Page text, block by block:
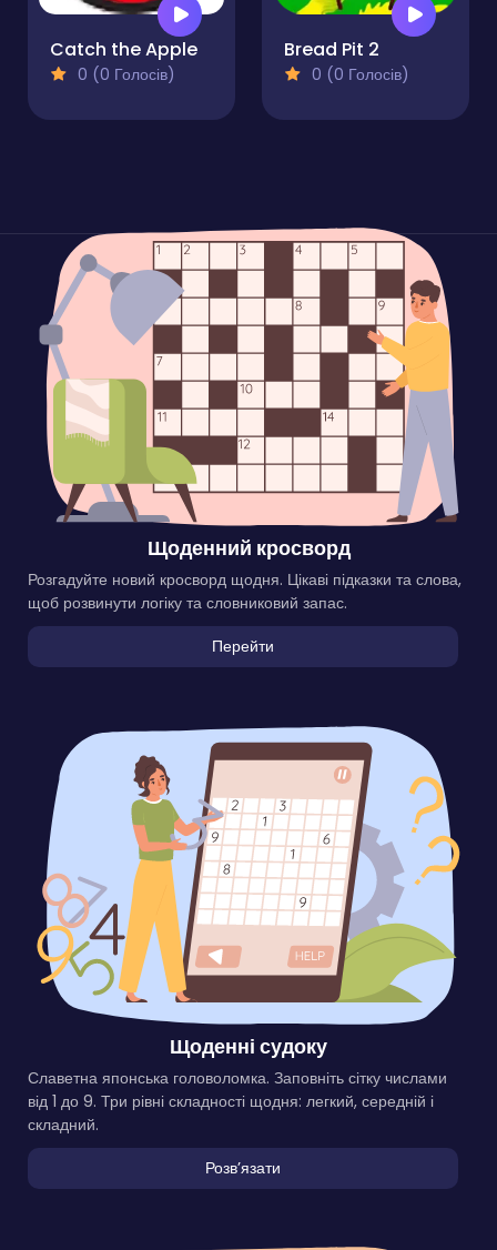
Catch the Apple
0 (0 Голосів)
Bread Pit 2
0 (0 Голосів)
Щоденний кросворд
Розгадуйте новий кросворд щодня. Цікаві підказки та слова,
щоб розвинути логіку та словниковий запас.
Перейти
Щоденні судоку
Славетна японська головоломка. Заповніть сітку числами
від 1 до 9. Три рівні складності щодня: легкий, середній і
складний.
Розвʼязати